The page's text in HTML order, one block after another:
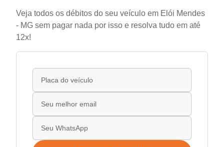
Veja todos os débitos do seu veículo em Elói Mendes
- MG sem pagar nada por isso e resolva tudo em até
12x!